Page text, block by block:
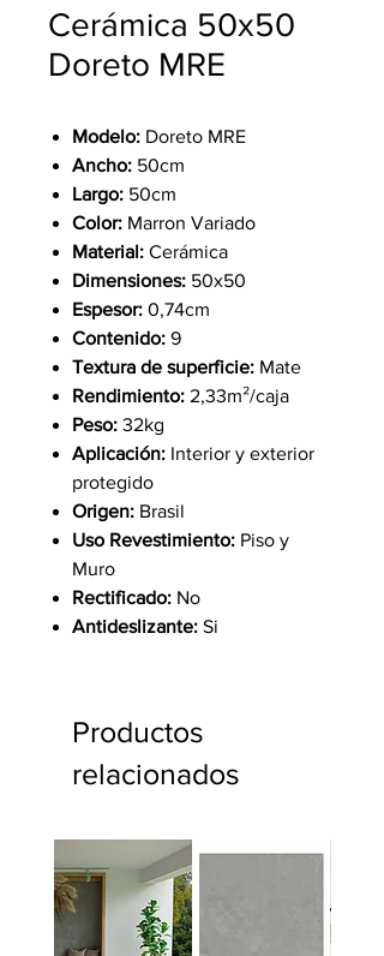
Cerámica 50x50
Doreto MRE
Modelo: Doreto MRE
Ancho: 50cm
Largo: 50cm
Color: Marron Variado
Material: Cerámica
Dimensiones: 50x50
Espesor: 0,74cm
Contenido: 9
Textura de superficie: Mate
Rendimiento: 2,33m²/caja
Peso: 32kg
Aplicación: Interior y exterior
protegido
Origen: Brasil
Uso Revestimiento: Piso y
Muro
Rectificado: No
Antideslizante: Si
Productos
relacionados